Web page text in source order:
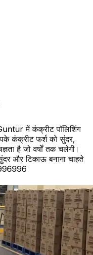
में कंक्रीट पॉलिशिंग
कंक्रीट फर्श को सुंदर,
है जो वर्षों तक चलेगी।
और टिकाऊ बनाना चाहते